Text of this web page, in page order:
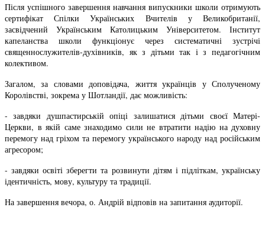
Після успішного завершення навчання випускники школи отримують
сертифікат Спілки Українських Вчителів у Великобританії,
засвідчений Українським Католицьким Університетом. Інститут
капеланства школи функціонує через систематичні зустрічі
священнослужителів-духівників, як з дітьми так і з педагогічним
колективом.
Загалом, за словами доповідача, життя українців у Сполученому
Королівстві, зокрема у Шотландії, дає можливість:
- завдяки душпастирській опіці залишатися дітьми своєї Матері-
Церкви, в якій саме знаходимо сили не втратити надію на духовну
перемогу над гріхом та перемогу українського народу над російським
агресором;
- завдяки освіті зберегти та розвинути дітям і підліткам, українську
ідентичність, мову, культуру та традиції.
На завершення вечора, о. Андрій відповів на запитання аудиторії.